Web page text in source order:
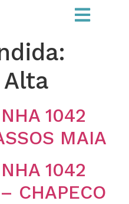
1042
MAIA
1042
CHAPECO